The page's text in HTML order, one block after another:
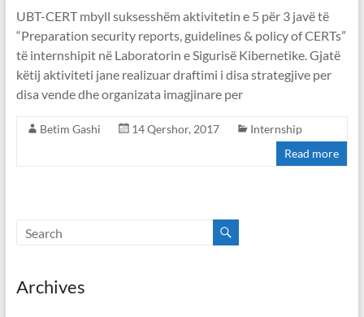
UBT-CERT mbyll suksesshëm aktivitetin e 5 për 3 javë të
“Preparation security reports, guidelines & policy of CERTs”
të internshipit në Laboratorin e Sigurisë Kibernetike. Gjatë
këtij aktiviteti jane realizuar draftimi i disa strategjive per
disa vende dhe organizata imagjinare per
Betim Gashi 14 Qershor, 2017
Internship
Read more
Archives